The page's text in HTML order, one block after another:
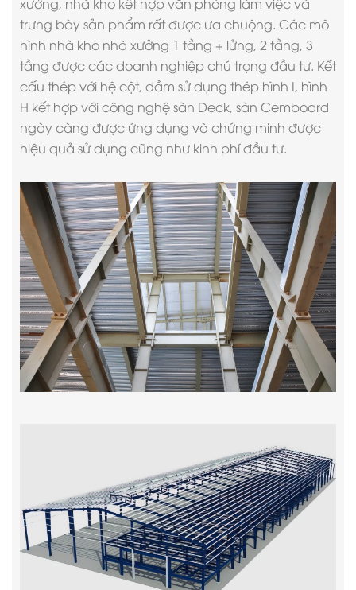
trưng bày sản phẩm rất được ưa chuộng. Các mô
hình nhà kho nhà xưởng 1 tầng + lửng, 2 tầng, 3
tầng được các doanh nghiệp chú trọng đầu tư. Kết
cấu thép với hệ cột, dầm sử dụng thép hình I, hình
H kết hợp với công nghệ sàn Deck, sàn Cemboard
ngày càng được ứng dụng và chứng minh được
hiệu quả sử dụng cũng như kinh phí đầu tư.